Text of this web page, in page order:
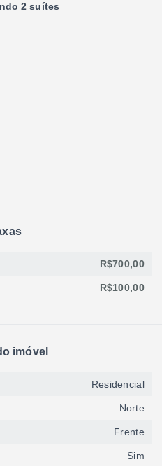
2 suítes
R$700,00
R$100,00
imóvel
Residencial
Norte
Frente
Sim